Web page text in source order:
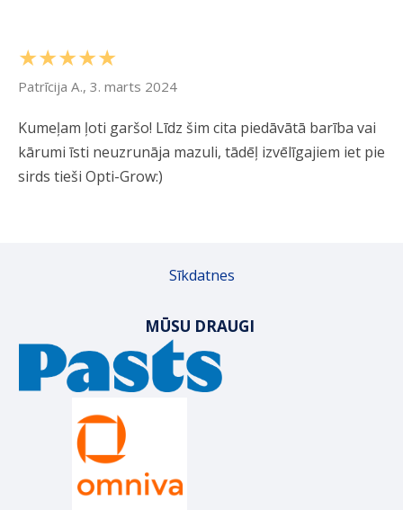
★★★★★
Patrīcija A., 3. marts 2024
Kumeļam ļoti garšo! Līdz šim cita piedāvātā barība vai
kārumi īsti neuzrunāja mazuli, tādēļ izvēlīgajiem iet pie
sirds tieši Opti-Grow:)
Sīkdatnes
MŪSU DRAUGI